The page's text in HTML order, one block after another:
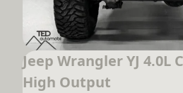
Jeep Wrangler YJ 4.0L
High Output